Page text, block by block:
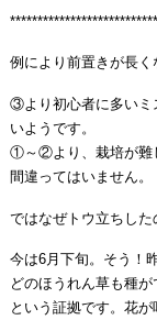
例により前置きが長く
③より初心者に多いミ
いようです。
①～②より、栽培が難
間違ってはいません。
ではなぜトウ立ちした
今は6月下旬。そう！
どのほうれん草も種
という証拠です。花